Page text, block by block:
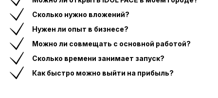
Сколько нужно вложений?
Нужен ли опыт в бизнесе?
Можно ли совмещать с основной работой?
Сколько времени занимает запуск?
Как быстро можно выйти на прибыль?